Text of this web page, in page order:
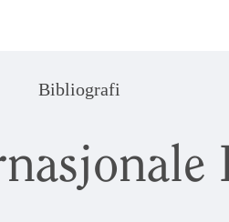
Bibliografi